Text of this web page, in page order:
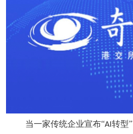
当一家传统企业宣布“AI转型